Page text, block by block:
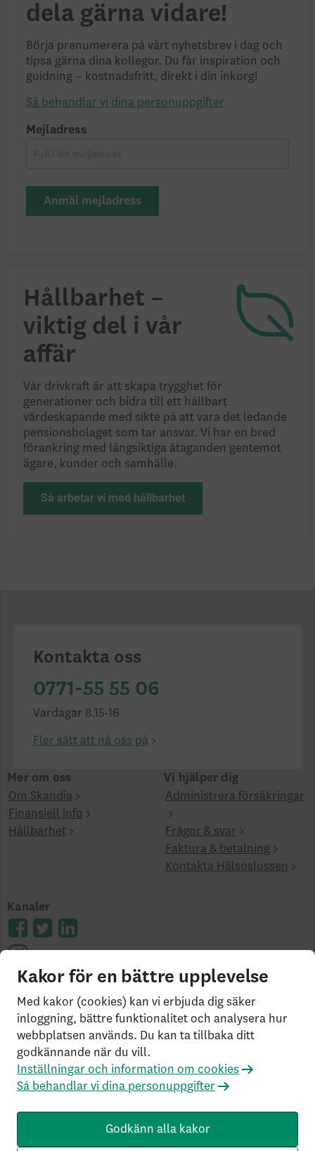
dela gärna vidare!
Börja prenumerera på vårt nyhetsbrev i dag och
tipsa gärna dina kollegor. Du får inspiration och
guidning – kostnadsfritt, direkt i din inkorg!
Så behandlar vi dina personuppgifter
Mejladress
Anmäl mejladress
Hållbarhet –
viktig del i vår
affär
Vår drivkraft är att skapa trygghet för
generationer och bidra till ett hållbart
värdeskapande med sikte på att vara det ledande
pensionsbolaget som tar ansvar. Vi har en bred
förankring med långsiktiga åtaganden gentemot
ägare, kunder och samhälle.
Så arbetar vi med hållbarhet
Kontakta oss
0771-55 55 06
Vardagar 8.15-16
Fler sätt att nå oss på
Mer om oss
Om Skandia
Finansiell info
Hållbarhet
Vi hjälper dig
Administrera försäkringar
Frågor & svar
Faktura & betalning
Kontakta Hälsoslussen
Kanaler
Cookies på skandia.se Användarvillkor
Bor du
utanför Sverige?
Statlig insättningsgaranti &
investerarskydd
Så behandlar vi dina personuppgifter
Om Penningtvättslagen
Rekommenderade webbläsare
Livförsäkringsbolaget Skandia, ömsesidigt, 106 55
Stockholm, Tel: 0771-55 55 00, © Skandia
Kakor för en bättre upplevelse
Med kakor (cookies) kan vi erbjuda dig säker
inloggning, bättre funktionalitet och analysera hur
webbplatsen används. Du kan ta tillbaka ditt
godkännande när du vill.
Inställningar och information om cookies
Så behandlar vi dina personuppgifter
Godkänn alla kakor